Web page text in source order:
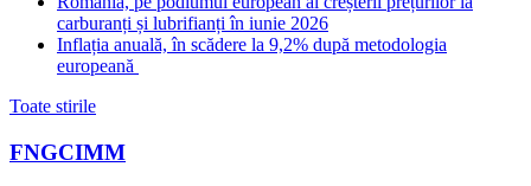
carburanți și lubrifianți în iunie 2026
Inflația anuală, în scădere la 9,2% după metodologia
europeană
Toate stirile
FNGCIMM